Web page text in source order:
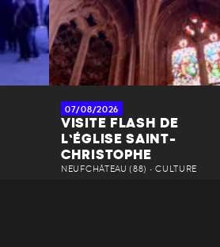
07/08/2026
VISITE FLASH DE
L’ÉGLISE SAINT-
CHRISTOPHE
NEUFCHÂTEAU (88) • CULTURE